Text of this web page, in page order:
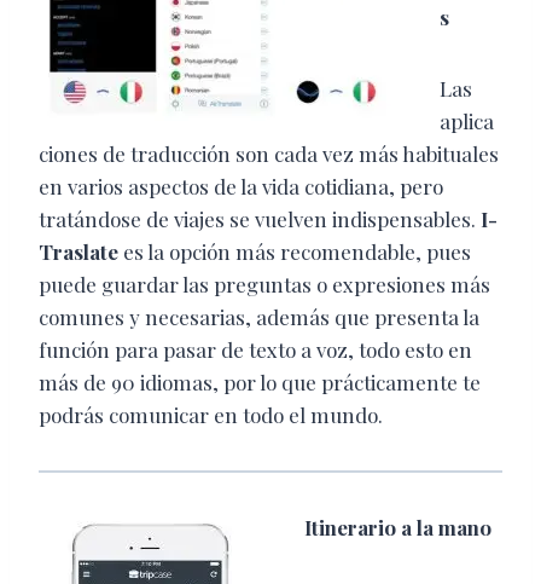
s
Las
aplica
ciones de traducción son cada vez más habituales
en varios aspectos de la vida cotidiana, pero
tratándose de viajes se vuelven indispensables. I-
Traslate es la opción más recomendable, pues
puede guardar las preguntas o expresiones más
comunes y necesarias, además que presenta la
función para pasar de texto a voz, todo esto en
más de 90 idiomas, por lo que prácticamente te
podrás comunicar en todo el mundo.
Itinerario a la mano